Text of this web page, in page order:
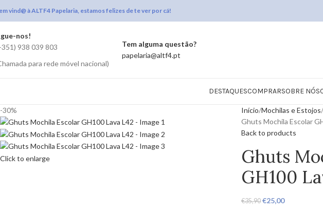
vind@ à ALTF4 Papelaria, estamos felizes de te ver por cá!
nos!
938 039 803
para rede móvel nacional)
Tem alguma questão?
papelaria@altf4.pt
DESTAQUESCOMPRARSOBRE NÓS
-30%
Click to enlarge
Início Mochilas e Estojos
Ghuts Mochila Escolar
Back to products
Ghuts
GH100
€35,90 €25,00